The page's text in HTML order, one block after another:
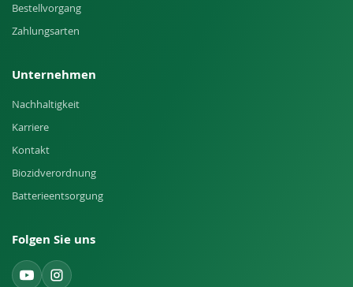
Bestellvorgang
Zahlungsarten
Unternehmen
Nachhaltigkeit
Karriere
Kontakt
Biozidverordnung
Batterieentsorgung
Folgen Sie uns